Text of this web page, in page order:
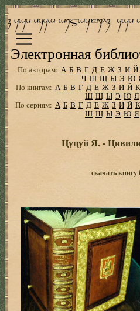
Электронная
По авторам: А Б В Г Д Е Ж З И Й
Ч Ш Щ Ы Э Ю
По книгам: А Б В Г Д Е Ж З И Й К
Ш Щ Ы Э Ю Я
По сериям: А Б В Г Д Е Ж З И Й К
Ш Щ Ы Э Ю Я
Цуцуй Я. -
скачать книгу